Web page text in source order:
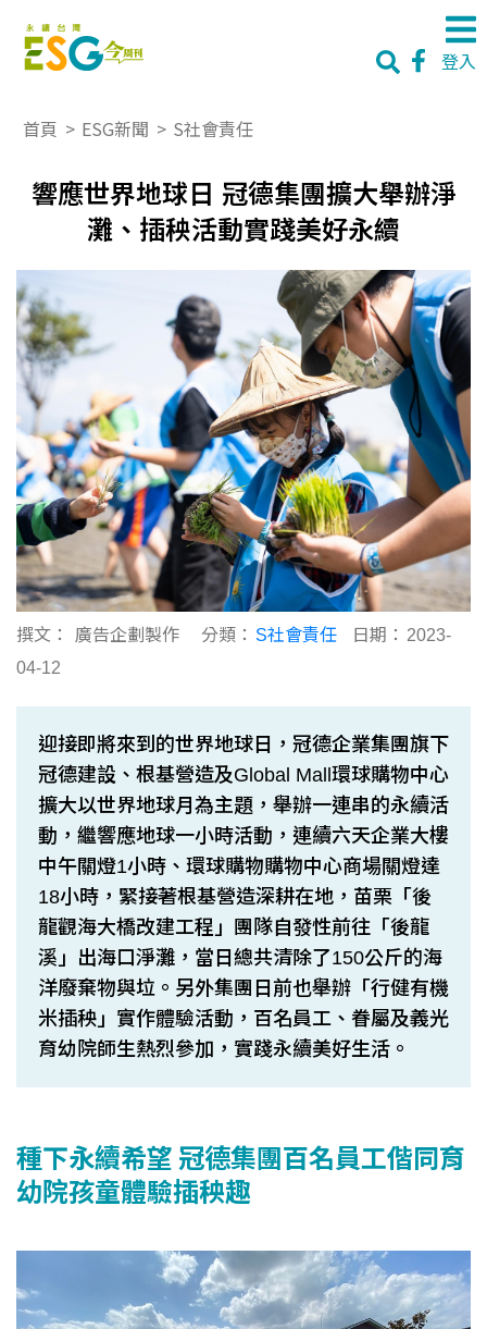
登入
首頁 > ESG新聞 > S社會責任
響應世界地球日 冠德集團擴大舉辦淨
灘、插秧活動實踐美好永續
撰文： 廣告企劃製作 分類： S社會責任 日期： 2023-
04-12
迎接即將來到的世界地球日，冠德企業集團旗下
冠德建設、根基營造及Global Mall環球購物中心
擴大以世界地球月為主題，舉辦一連串的永續活
動，繼響應地球一小時活動，連續六天企業大樓
中午關燈1小時、環球購物購物中心商場關燈達
18小時，緊接著根基營造深耕在地，苗栗「後
龍觀海大橋改建工程」團隊自發性前往「後龍
溪」出海口淨灘，當日總共清除了150公斤的海
洋廢棄物與垃。另外集團日前也舉辦「行健有機
米插秧」實作體驗活動，百名員工、眷屬及義光
育幼院師生熱烈參加，實踐永續美好生活。
種下永續希望 冠德集團百名員工偕同育
幼院孩童體驗插秧趣